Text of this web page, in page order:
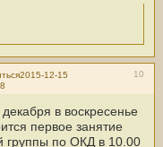
10
2015-12-15
декабря в воскресенье
первое занятие
группы по ОКД в 10.00